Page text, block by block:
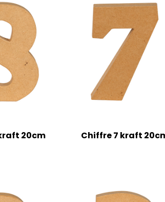
20cm Chiffre 7 kraft